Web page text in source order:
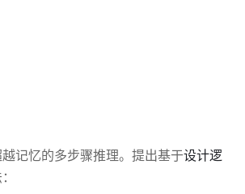
记忆的多步骤推理。提出基于设计逻